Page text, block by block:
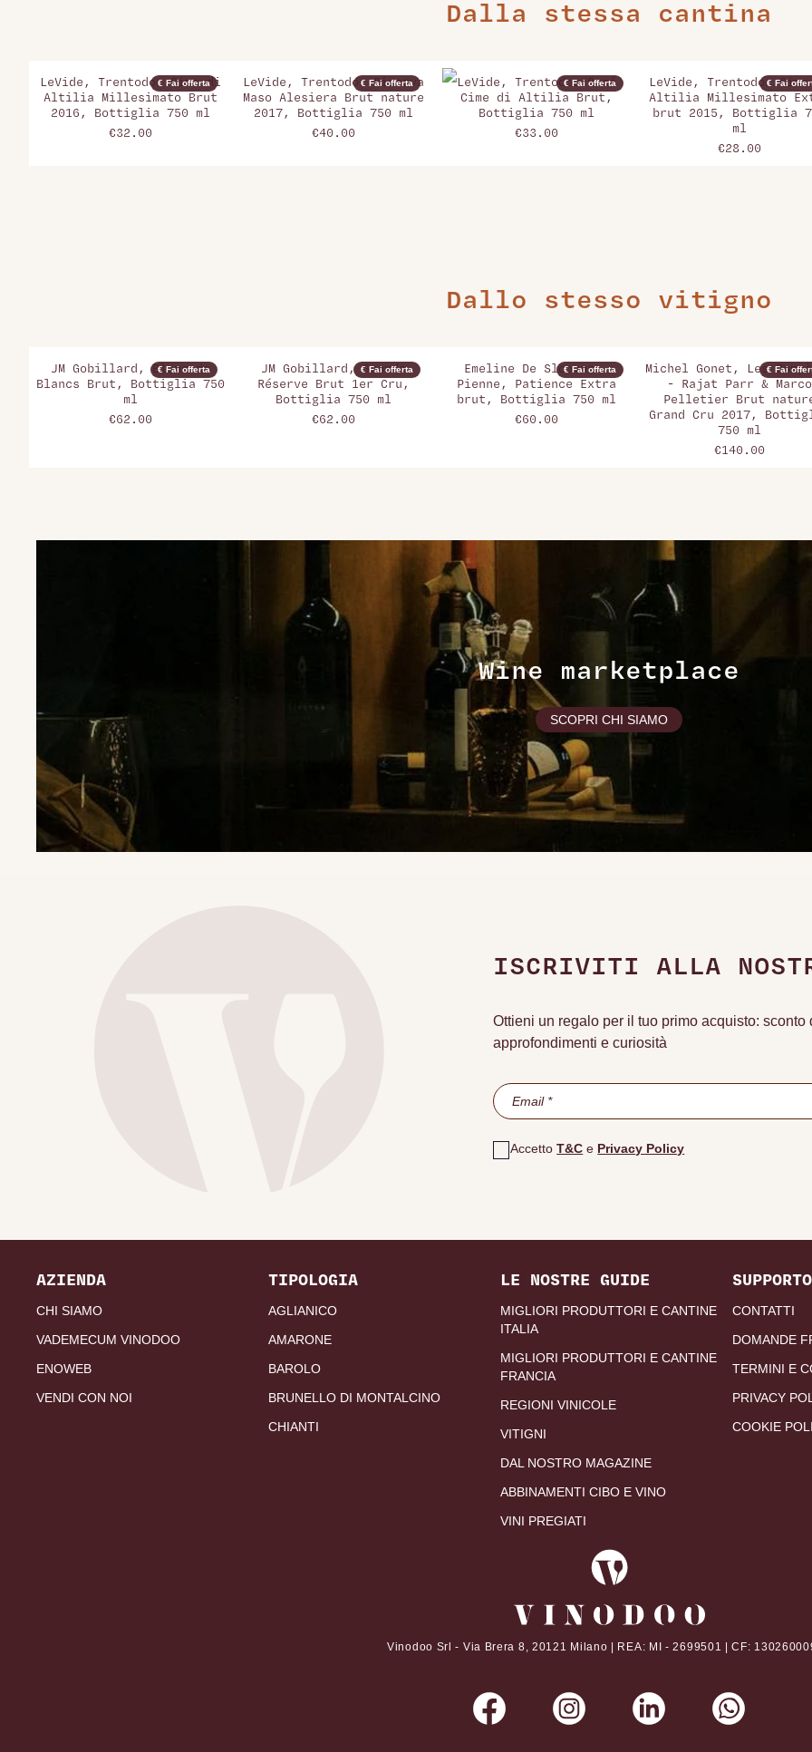
Dalla stessa cantina
€ Fai offerta
LeVide, Trentodoc Cime di
Altilia Millesimato Brut
2016, Bottiglia 750 ml
€32.00
€ Fai offerta
LeVide, Trentodoc Riserva
Maso Alesiera Brut nature
2017, Bottiglia 750 ml
€40.00
€ Fai offerta
LeVide, Trentodoc Rosé
Cime di Altilia Brut,
Bottiglia 750 ml
€33.00
€ Fai
LeVide, Trentodoc
Altilia Millesimato
brut 2015, Bottiglia
ml
€28.00
Dallo stesso vitigno
€ Fai offerta
JM Gobillard, Blanc de
Blancs Brut, Bottiglia 750
ml
€62.00
€ Fai offerta
JM Gobillard, Grande
Réserve Brut 1er Cru,
Bottiglia 750 ml
€62.00
€ Fai offerta
Emeline De Sloovere-
Pienne, Patience Extra
brut, Bottiglia 750 ml
€60.00
€ Fai
Michel Gonet, Les
- Rajat Parr & Marco
Pelletier Brut
Grand Cru 2017,
750 ml
€140.00
Wine marketplace
SCOPRI CHI SIAMO
ISCRIVITI ALLA
Ottieni un regalo per il tuo primo acquisto:
approfondimenti e curiosità
AccettoT&C e Privacy Policy
AZIENDA
CHI SIAMO
VADEMECUM VINODOO
ENOWEB
VENDI CON NOI
TIPOLOGIA
AGLIANICO
AMARONE
BAROLO
BRUNELLO DI MONTALCINO
CHIANTI
LE NOSTRE GUIDE
MIGLIORI PRODUTTORI E CANTINE
ITALIA
MIGLIORI PRODUTTORI E CANTINE
FRANCIA
REGIONI VINICOLE
VITIGNI
DAL NOSTRO MAGAZINE
ABBINAMENTI CIBO E VINO
VINI PREGIATI
CONTATTI
DOMANDE
TERMINI E
PRIVACY
COOKIE
Vinodoo Srl - Via Brera 8, 20121 Milano | REA: MI - 2699501 | CF: